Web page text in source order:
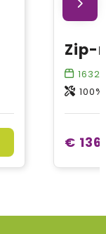
1632
€